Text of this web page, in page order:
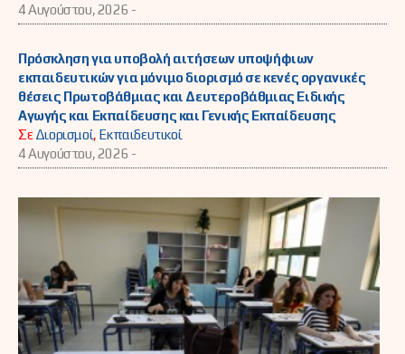
4 Αυγούστου, 2026 -
Πρόσκληση για υποβολή αιτήσεων υποψήφιων
εκπαιδευτικών για μόνιμο διορισμό σε κενές οργανικές
θέσεις Πρωτοβάθμιας και Δευτεροβάθμιας Ειδικής
Αγωγής και Εκπαίδευσης και Γενικής Εκπαίδευσης
ΣεΔιορισμοί, Εκπαιδευτικοί
4 Αυγούστου, 2026 -